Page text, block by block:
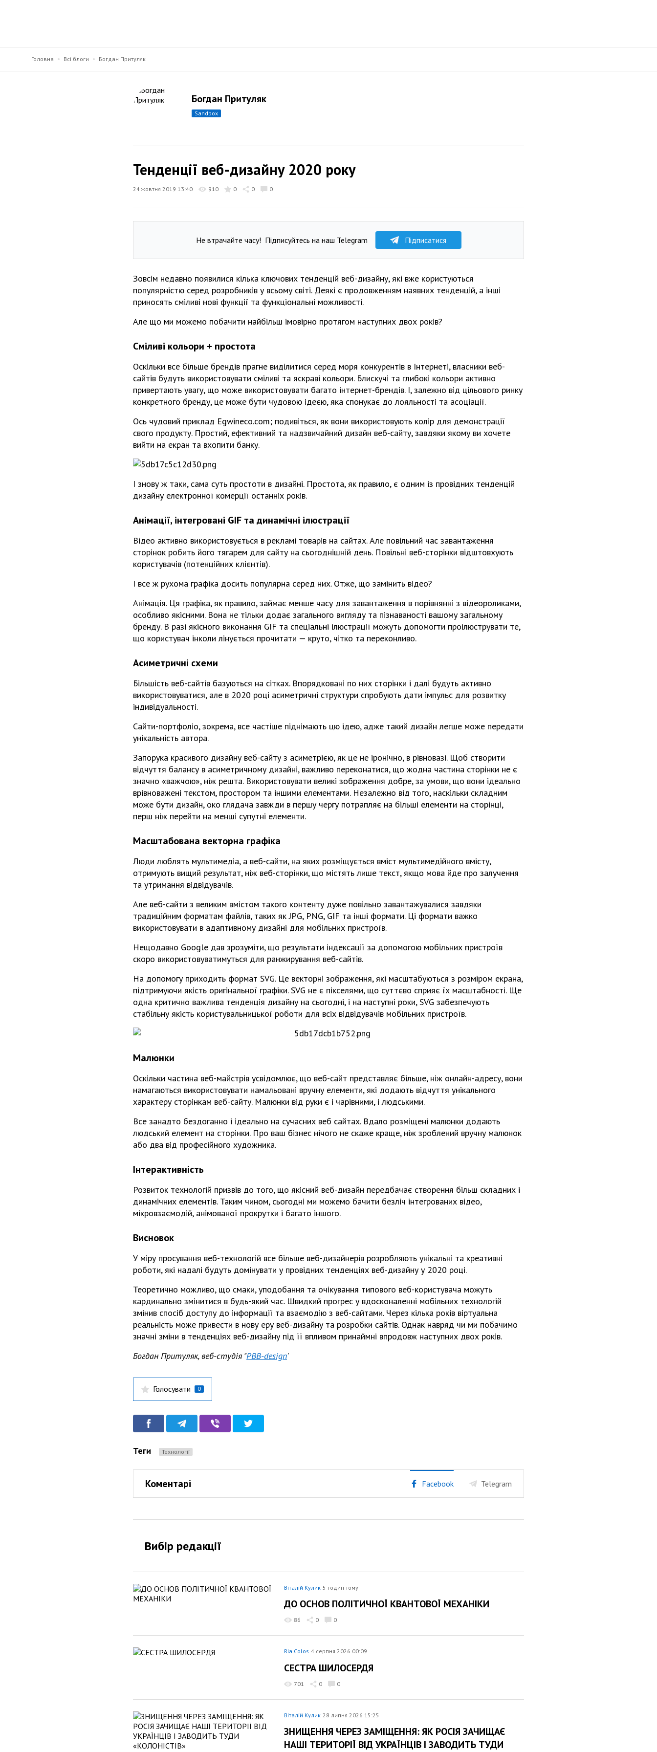
Головна Всі блоги Богдан Притуляк
Богдан Притуляк
sandbox
Тенденції веб-дизайну 2020 року
24 жовтня 2019 13:40 910 0 0 0
Не втрачайте часу! Підписуйтесь на наш Telegram Підписатися
Зовсім недавно появилися кілька ключових тенденцій веб-дизайну, які вже користуються
популярністю серед розробників у всьому світі. Деякі є продовженням наявних тенденцій, а інші
приносять сміливі нові функції та функціональні можливості.
Але що ми можемо побачити найбільш імовірно протягом наступних двох років?
Сміливі кольори + простота
Оскільки все більше брендів прагне виділитися серед моря конкурентів в Інтернеті, власники веб-
сайтів будуть використовувати сміливі та яскраві кольори. Блискучі та глибокі кольори активно
привертають увагу, що може використовувати багато інтернет-брендів. І, залежно від цільового ринку
конкретного бренду, це може бути чудовою ідеєю, яка спонукає до лояльності та асоціації.
Ось чудовий приклад Egwineco.com; подивіться, як вони використовують колір для демонстрації
свого продукту. Простий, ефективний та надзвичайний дизайн веб-сайту, завдяки якому ви хочете
вийти на екран та вхопити банку.
І знову ж таки, сама суть простоти в дизайні. Простота, як правило, є одним із провідних тенденцій
дизайну електронної комерції останніх років.
Анімації, інтегровані GIF та динамічні ілюстрації
Відео активно використовується в рекламі товарів на сайтах. Але повільний час завантаження
сторінок робить його тягарем для сайту на сьогоднішній день. Повільні веб-сторінки відштовхують
користувачів (потенційних клієнтів).
І все ж рухома графіка досить популярна серед них. Отже, що замінить відео?
Анімація. Ця графіка, як правило, займає менше часу для завантаження в порівнянні з відеороликами,
особливо якісними. Вона не тільки додає загального вигляду та пізнаваності вашому загальному
бренду. В разі якісного виконання GIF та спеціальні ілюстрації можуть допомогти проілюструвати те,
що користувач інколи лінується прочитати — круто, чітко та переконливо.
Асиметричні схеми
Більшість веб-сайтів базуються на сітках. Впорядковані по них сторінки і далі будуть активно
використовуватися, але в 2020 році асиметричні структури спробують дати імпульс для розвитку
індивідуальності.
Сайти-портфоліо, зокрема, все частіше піднімають цю ідею, адже такий дизайн легше може передати
унікальність автора.
Запорука красивого дизайну веб-сайту з асиметрією, як це не іронічно, в рівновазі. Щоб створити
відчуття балансу в асиметричному дизайні, важливо переконатися, що жодна частина сторінки не є
значно «важчою», ніж решта. Використовувати великі зображення добре, за умови, що вони ідеально
врівноважені текстом, простором та іншими елементами. Незалежно від того, наскільки складним
може бути дизайн, око глядача завжди в першу чергу потрапляє на більші елементи на сторінці,
перш ніж перейти на менші супутні елементи.
Масштабована векторна графіка
Люди люблять мультимедіа, а веб-сайти, на яких розміщується вміст мультимедійного вмісту,
отримують вищий результат, ніж веб-сторінки, що містять лише текст, якщо мова йде про залучення
та утримання відвідувачів.
Але веб-сайти з великим вмістом такого контенту дуже повільно завантажувалися завдяки
традиційним форматам файлів, таких як JPG, PNG, GIF та інші формати. Ці формати важко
використовувати в адаптивному дизайні для мобільних пристроїв.
Нещодавно Google дав зрозуміти, що результати індексації за допомогою мобільних пристроїв
скоро використовуватимуться для ранжирування веб-сайтів.
На допомогу приходить формат SVG. Це векторні зображення, які масштабуються з розміром екрана,
підтримуючи якість оригінальної графіки. SVG не є пікселями, що суттєво сприяє їх масштабності. Ще
одна критично важлива тенденція дизайну на сьогодні, і на наступні роки, SVG забезпечують
стабільну якість користувальницької роботи для всіх відвідувачів мобільних пристроїв.
Малюнки
Оскільки частина веб-майстрів усвідомлює, що веб-сайт представляє більше, ніж онлайн-адресу, вони
намагаються використовувати намальовані вручну елементи, які додають відчуття унікального
характеру сторінкам веб-сайту. Малюнки від руки є і чарівними, і людськими.
Все занадто бездоганно і ідеально на сучасних веб сайтах. Вдало розміщені малюнки додають
людський елемент на сторінки. Про ваш бізнес нічого не скаже краще, ніж зроблений вручну малюнок
або два від професійного художника.
Інтерактивність
Розвиток технологій призвів до того, що якісний веб-дизайн передбачає створення більш складних і
динамічних елементів. Таким чином, сьогодні ми можемо бачити безліч інтегрованих відео,
мікровзаємодій, анімованої прокрутки і багато іншого.
Висновок
У міру просування веб-технологій все більше веб-дизайнерів розробляють унікальні та креативні
роботи, які надалі будуть домінувати у провідних тенденціях веб-дизайну у 2020 році.
Теоретично можливо, що смаки, уподобання та очікування типового веб-користувача можуть
кардинально змінитися в будь-який час. Швидкий прогрес у вдосконаленні мобільних технологій
змінив спосіб доступу до інформації та взаємодію з веб-сайтами. Через кілька років віртуальна
реальність може привести в нову еру веб-дизайну та розробки сайтів. Однак навряд чи ми побачимо
значні зміни в тенденціях веб-дизайну під її впливом принаймні впродовж наступних двох років.
Богдан Притуляк, веб-студія "PBB-design'
Голосувати 0
Теги Технології
Коментарі Facebook Telegram
Вибір редакції
Віталій Кулик 5 годин тому
ДО ОСНОВ ПОЛІТИЧНОЇ КВАНТОВОЇ МЕХАНІКИ
86 0 0
Ria Colos 4 серпня 2026 00:09
СЕСТРА ШИЛОСЕРДЯ
701 0 0
Віталій Кулик 28 липня 2026 15:25
ЗНИЩЕННЯ ЧЕРЕЗ ЗАМІЩЕННЯ: ЯК РОСІЯ ЗАЧИЩАЄ
НАШІ ТЕРИТОРІЇ ВІД УКРАЇНЦІВ І ЗАВОДИТЬ ТУДИ